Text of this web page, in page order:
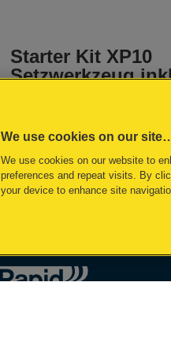
Starter Kit XP10
Setzwerkzeug
MEHR
We use cookies on our
We use cookies on our website to
preferences and repeat visits. By
your device to enhance site